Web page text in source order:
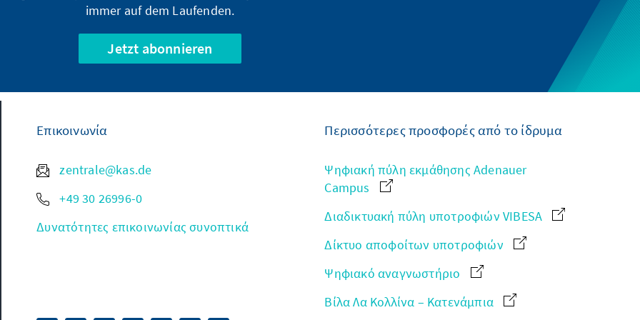
immer auf dem Laufenden.
Jetzt abonnieren
Επικοινωνία
zentrale@kas.de
+49 30 26996-0
Δυνατότητες επικοινωνίας συνοπτικά
Περισσότερες προσφορές από το ίδρυμα
Ψηφιακή πύλη εκμάθησης Adenauer
Campus
Διαδικτυακή πύλη υποτροφιών VIBESA
Δίκτυο αποφοίτων υποτροφιών
Ψηφιακό αναγνωστήριο
Βίλα Λα Κολλίνα – Κατενάμπια